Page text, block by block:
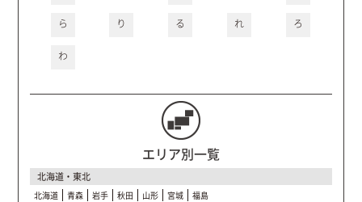
ら り る れ ろ
わ
エリア別一覧
北海道・東北
北海道 青森 岩手 秋田 山形 宮城 福島